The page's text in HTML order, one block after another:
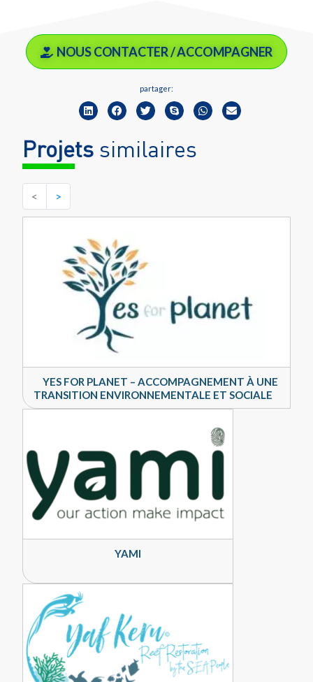
NOUS CONTACTER / ACCOMPAGNER
partager:
Projets similaires
< >
YES FOR PLANET – ACCOMPAGNEMENT À UNE
TRANSITION ENVIRONNEMENTALE ET SOCIALE
YAMI